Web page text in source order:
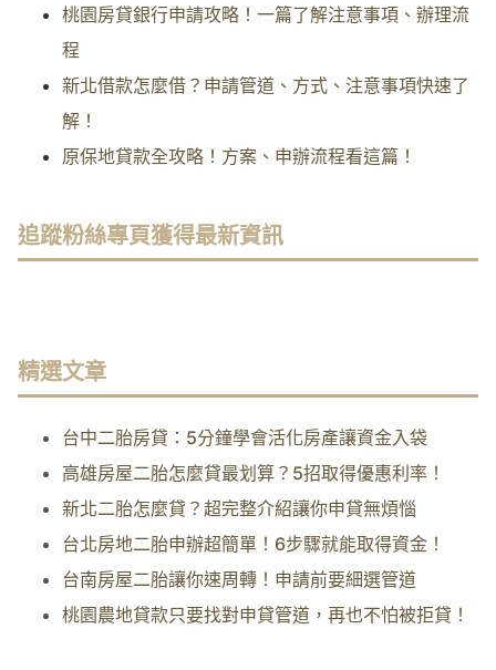
桃園房貸銀行申請攻略！一篇了解注意事項、辦理流
程
新北借款怎麼借？申請管道、方式、注意事項快速了
解！
原保地貸款全攻略！方案、申辦流程看這篇！
追蹤粉絲專頁獲得最新資訊
精選文章
台中二胎房貸：5分鐘學會活化房產讓資金入袋
高雄房屋二胎怎麼貸最划算？5招取得優惠利率！
新北二胎怎麼貸？超完整介紹讓你申貸無煩惱
台北房地二胎申辦超簡單！6步驟就能取得資金！
台南房屋二胎讓你速周轉！申請前要細選管道
桃園農地貸款只要找對申貸管道，再也不怕被拒貸！